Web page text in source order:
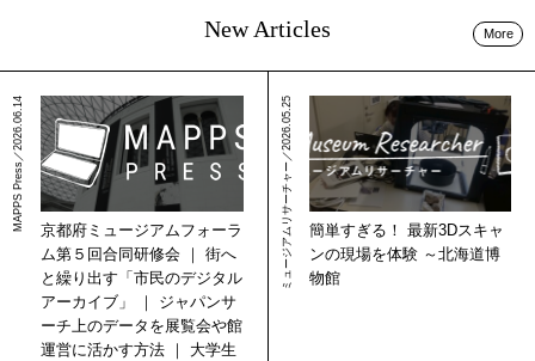
New Articles More
MAPPS Press／2026.06.14
京都府ミュージアムフォーラ
ム第５回合同研修会 ｜ 街へ
と繰り出す「市民のデジタル
アーカイブ」 ｜ ジャパンサ
ーチ上のデータを展覧会や館
運営に活かす方法 ｜ 大学生
ミュージアムリサーチャー／2026.05.25
簡単すぎる！ 最新3Dスキャ
ンの現場を体験 ～北海道博
物館